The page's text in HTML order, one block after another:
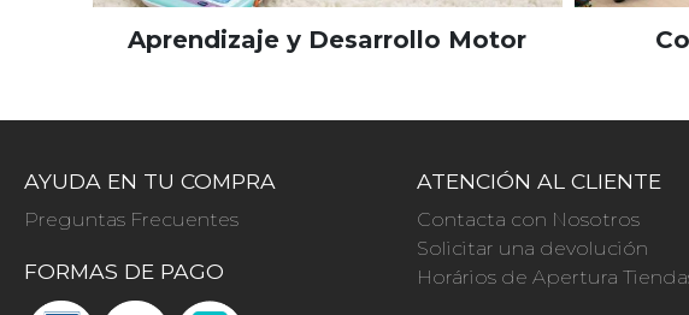
Aprendizaje y Desarrollo Motor
AYUDA EN TU COMPRA
Preguntas Frecuentes
FORMAS DE PAGO
ATENCIÓN AL CLIENTE
Contacta con Nosotros
Solicitar una devolución
Horários de Apertura